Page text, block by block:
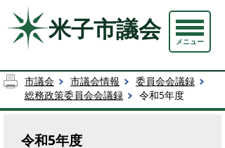
米子市議会 メニュー
市議会 市議会情報
委員会会議録
総務政策委員会会議録
令和5年度
令和5年度